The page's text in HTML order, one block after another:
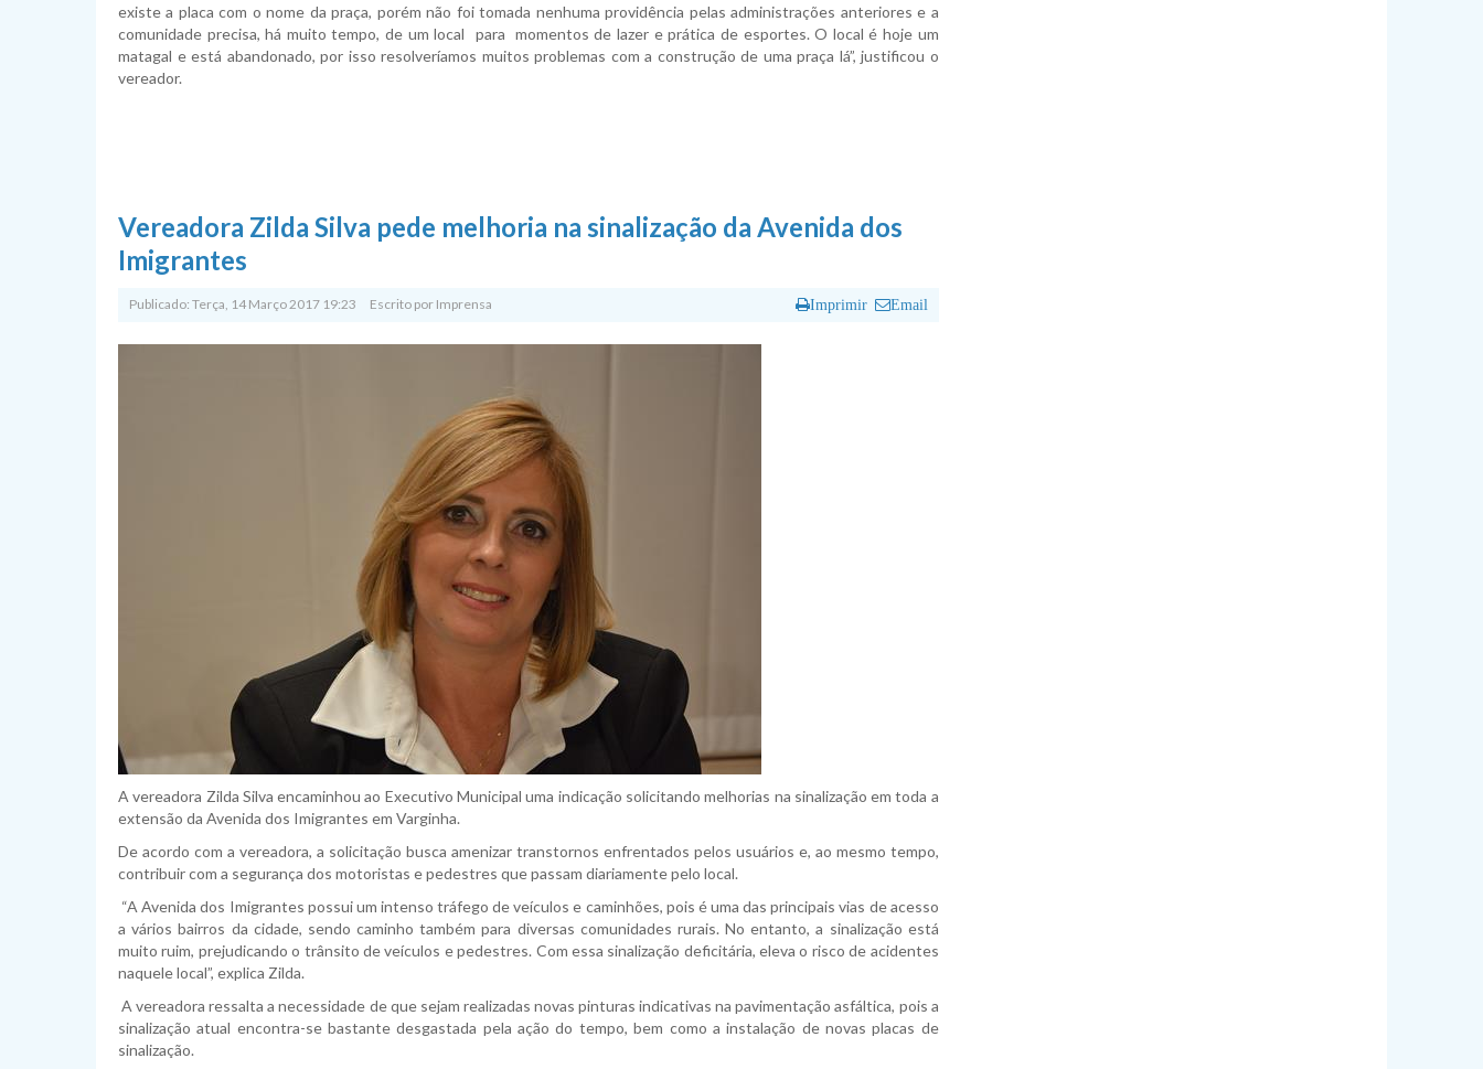
existe a placa com o nome da praça, porém não foi tomada nenhuma providência pelas administrações anteriores e a
comunidade precisa, há muito tempo, de um local para momentos de lazer e prática de esportes. O local é hoje um
matagal e está abandonado, por isso resolveríamos muitos problemas com a construção de uma praça lá”, justificou o
vereador.
Vereadora Zilda Silva pede melhoria na sinalização da Avenida dos
Imigrantes
Publicado: Terça, 14 Março 2017 19:23 Escrito por Imprensa Imprimir Email
A vereadora Zilda Silva encaminhou ao Executivo Municipal uma indicação solicitando melhorias na sinalização em toda a
extensão da Avenida dos Imigrantes em Varginha.
De acordo com a vereadora, a solicitação busca amenizar transtornos enfrentados pelos usuários e, ao mesmo tempo,
contribuir com a segurança dos motoristas e pedestres que passam diariamente pelo local.
“A Avenida dos Imigrantes possui um intenso tráfego de veículos e caminhões, pois é uma das principais vias de acesso
a vários bairros da cidade, sendo caminho também para diversas comunidades rurais. No entanto, a sinalização está
muito ruim, prejudicando o trânsito de veículos e pedestres. Com essa sinalização deficitária, eleva o risco de acidentes
naquele local”, explica Zilda.
A vereadora ressalta a necessidade de que sejam realizadas novas pinturas indicativas na pavimentação asfáltica, pois a
sinalização atual encontra-se bastante desgastada pela ação do tempo, bem como a instalação de novas placas de
sinalização.